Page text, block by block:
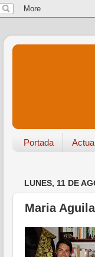
Portada
LUNES, 11 DE
Maria